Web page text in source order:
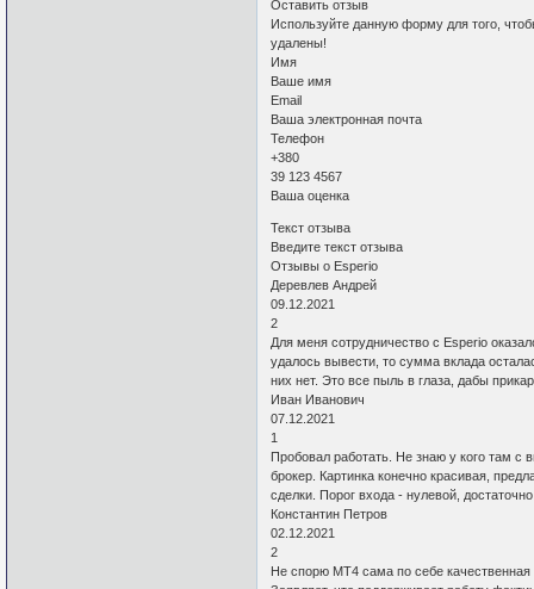
Оставить отзыв
Используйте данную форму для того,
удалены!
Имя
Ваше имя
Email
Ваша электронная почта
Телефон
+380
39 123 4567
Ваша оценка
Текст отзыва
Введите текст отзыва
Отзывы о Esperio
Деревлев Андрей
09.12.2021
2
Для меня сотрудничество с Esperio
удалось вывести, то сумма вклада
них нет. Это все пыль в глаза, дабы
Иван Иванович
07.12.2021
1
Пробовал работать. Не знаю у кого там с
брокер. Картинка конечно красивая,
сделки. Порог входа - нулевой,
Константин Петров
02.12.2021
2
Не спорю MT4 сама по себе